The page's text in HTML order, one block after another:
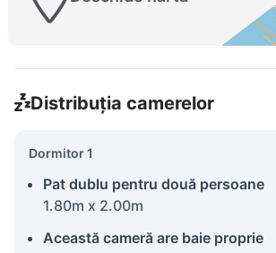
Distribuția camerelor
Dormitor 1
Pat dublu pentru două persoane
1.80m x 2.00m
Această cameră are baie proprie